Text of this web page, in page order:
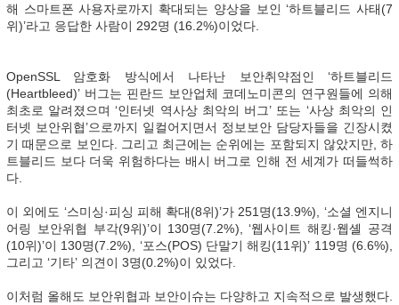
해 스마트폰 사용자로까지 확대되는 양상을 보인 ‘하트블리드 사태(7
위)’라고 응답한 사람이 292명 (16.2%)이었다.
OpenSSL 암호화 방식에서 나타난 보안취약점인 ‘하트블리드
(Heartbleed)’ 버그는 핀란드 보안업체 코데노미콘의 연구원들에 의해
최초로 알려졌으며 ‘인터넷 역사상 최악의 버그’ 또는 ‘사상 최악의 인
터넷 보안위협’으로까지 일컬어지면서 정보보안 담당자들을 긴장시켰
기 때문으로 보인다. 그리고 최근에는 순위에는 포함되지 않았지만, 하
트블리드 보다 더욱 위험하다는 배시 버그로 인해 전 세계가 떠들썩하
다.
이 외에도 ‘스미싱·피싱 피해 확대(8위)’가 251명(13.9%), ‘소셜 엔지니
어링 보안위협 부각(9위)’이 130명(7.2%), ‘웹사이트 해킹·웹셸 공격
(10위)’이 130명(7.2%), ‘포스(POS) 단말기 해킹(11위)’ 119명 (6.6%),
그리고 ‘기타’ 의견이 3명(0.2%)이 있었다.
이처럼 올해도 보안위협과 보안이슈는 다양하고 지속적으로 발생했다.